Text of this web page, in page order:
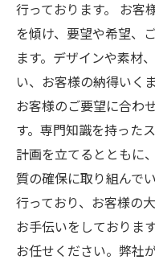
行っております。 お客
を傾け、要望や希望、
ます。デザインや素材
い、お客様の納得いく
お客様のご要望に合わ
す。専門知識を持った
計画を立てるとともに
質の確保に取り組んで
行っており、お客様の
お手伝いをしておりま
お任せください。弊社